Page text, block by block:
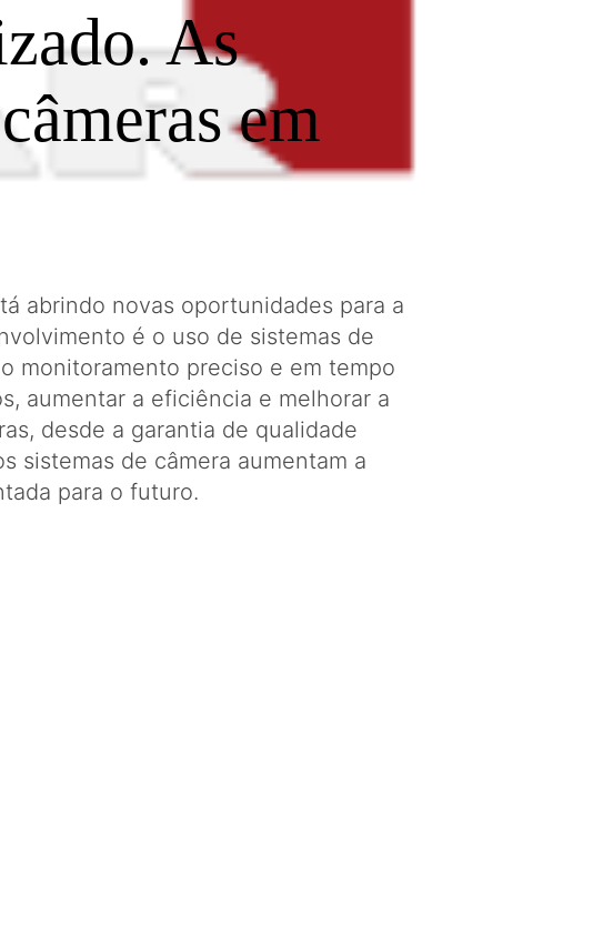
As
em
abrindo novas oportunidades para a
é o uso de sistemas de
monitoramento preciso e em tempo
aumentar a eficiência e melhorar a
desde a garantia de qualidade
sistemas de câmera aumentam a
para o futuro.